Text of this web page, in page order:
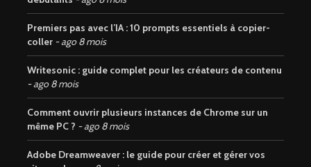
Premiers pas avec l’IA : 10 prompts essentiels à copier-
coller
ago 8 mois
Writesonic : guide complet pour les créateurs de contenu
ago 8 mois
Comment ouvrir plusieurs instances de Chrome sur un
même PC ?
ago 8 mois
Adobe Dreamweaver : le guide pour créer et gérer vos